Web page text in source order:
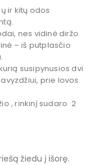
ir kitų odos
nes vidinė diržo
– iš putplasčio
susipynusios dvi
prie lovos
, rinkinį sudaro 2
žiedu į išorę.